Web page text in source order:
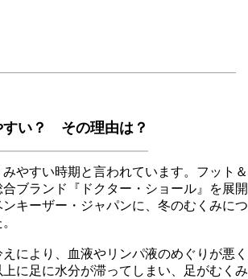
すい？ その理由は？
やすい時期と言われています。フット＆
ブランド『ドクター・ショール』を展開
キーザー・ジャパンに、冬のむくみにつ
えにより、血液やリンパ液のめぐりが悪く
に足に水分が滞ってしまい、足がむくみ